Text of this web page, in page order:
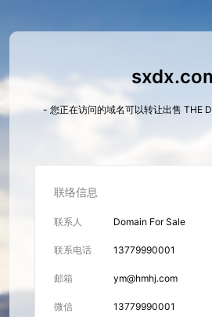
- 您正在访问的域名可以转让出售 THE
联络信息
联系人 Domain For Sale
联系电话 13779990001
邮箱 ym@hmhj.com
微信 13779990001